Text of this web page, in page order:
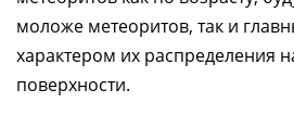
моложе метеоритов, так и
характером их распределения
поверхности.